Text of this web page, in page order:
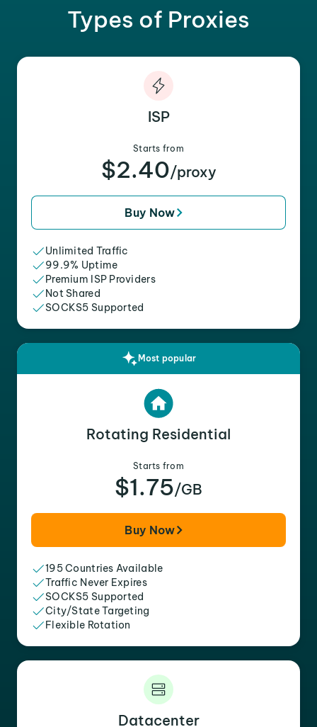
Types of Proxies
ISP
Starts from
$2.40/proxy
Buy Now
Unlimited Traffic
99.9% Uptime
Premium ISP Providers
Not Shared
SOCKS5 Supported
Most popular
Rotating Residential
Starts from
$1.75/GB
Buy Now
195 Countries Available
Traffic Never Expires
SOCKS5 Supported
City/State Targeting
Flexible Rotation
Datacenter